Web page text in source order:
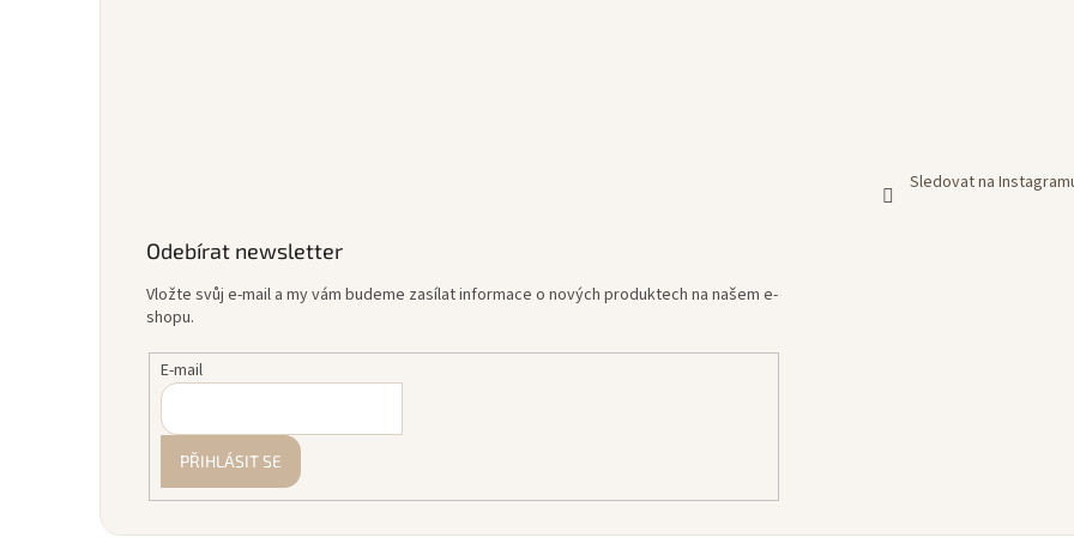
Sledovat na
Odebírat newsletter
Vložte svůj e-mail a my vám budeme zasílat informace o nových produktech na našem e-
shopu.
E-mail
PŘIHLÁSIT SE